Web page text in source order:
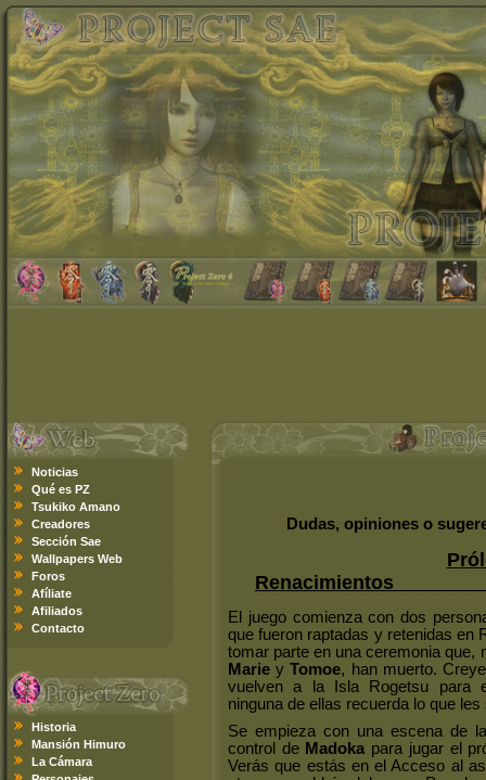
Noticias
Qué es PZ
Tsukiko Amano
Creadores
Sección Sae
Wallpapers Web
Foros
Afíliate
Afiliados
Contacto
Historia
Mansión Himuro
La Cámara
Dudas, opiniones o
El juego comienza con dos
que fueron raptadas y retenidas en
tomar parte en una ceremonia
Marie yTomoe, han muerto.
vuelven a la Isla Rogetsu para
ninguna de ellas recuerda lo que
Se empieza con una escena de
control de Madoka para jugar el
Verás que estás en el Acceso al